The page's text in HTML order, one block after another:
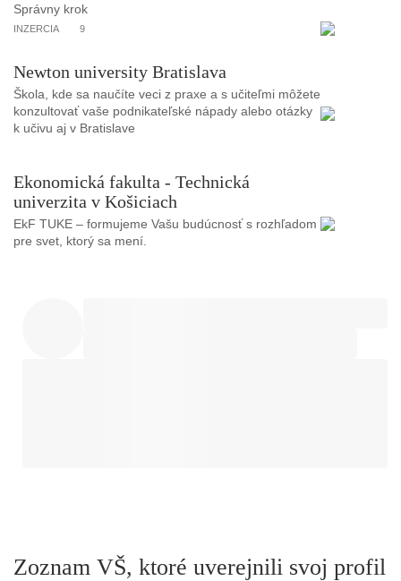
Správny krok
INZERCIA 9
Newton university Bratislava
Škola, kde sa naučíte veci z praxe a s učiteľmi môžete
konzultovať vaše podnikateľské nápady alebo otázky
k učivu aj v Bratislave
Ekonomická fakulta - Technická
univerzita v Košiciach
EkF TUKE – formujeme Vašu budúcnosť s rozhľadom
pre svet, ktorý sa mení.
Zoznam VŠ, ktoré uverejnili svoj profil